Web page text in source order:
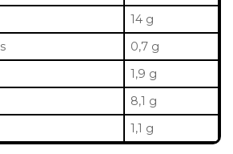
14 g
0,7 g
1,9 g
8,1 g
1,1 g